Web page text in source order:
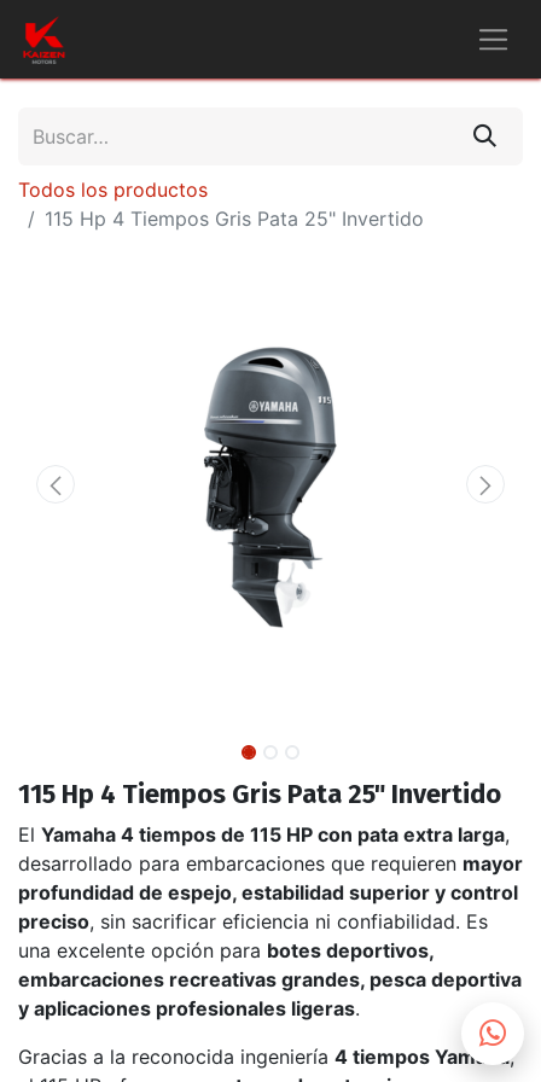
Todos los productos
115 Hp 4 Tiempos Gris Pata 25" Invertido
115 Hp 4 Tiempos Gris Pata 25" Invertido
El Yamaha 4 tiempos de 115 HP con pata extra larga,
desarrollado para embarcaciones que requieren mayor
profundidad de espejo, estabilidad superior y control
preciso, sin sacrificar eficiencia ni confiabilidad. Es
una excelente opción para botes deportivos,
embarcaciones recreativas grandes, pesca deportiva
y aplicaciones profesionales ligeras.
Gracias a la reconocida ingeniería 4 tiempos Yamaha,